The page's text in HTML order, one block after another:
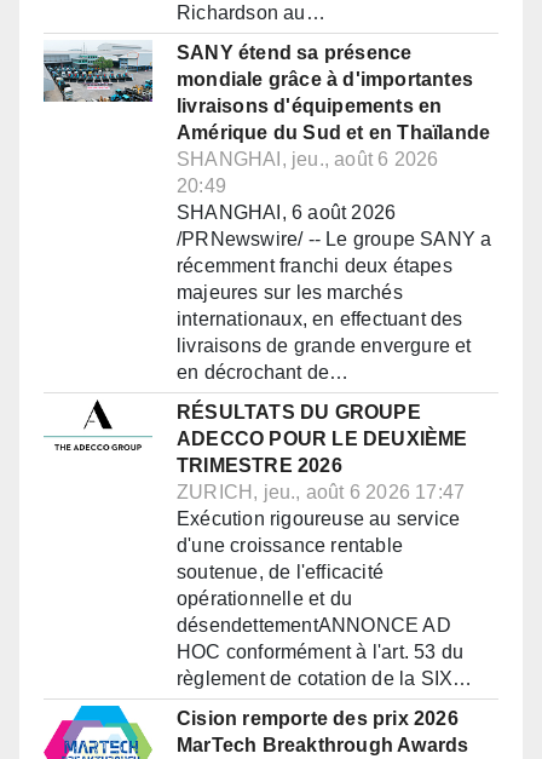
Richardson au…
SANY étend sa présence
mondiale grâce à d'importantes
livraisons d'équipements en
Amérique du Sud et en Thaïlande
SHANGHAI, jeu., août 6 2026
20:49
SHANGHAI, 6 août 2026
/PRNewswire/ -- Le groupe SANY a
récemment franchi deux étapes
majeures sur les marchés
internationaux, en effectuant des
livraisons de grande envergure et
en décrochant de…
RÉSULTATS DU GROUPE
ADECCO POUR LE DEUXIÈME
TRIMESTRE 2026
ZURICH, jeu., août 6 2026 17:47
Exécution rigoureuse au service
d'une croissance rentable
soutenue, de l'efficacité
opérationnelle et du
désendettementANNONCE AD
HOC conformément à l'art. 53 du
règlement de cotation de la SIX…
Cision remporte des prix 2026
MarTech Breakthrough Awards